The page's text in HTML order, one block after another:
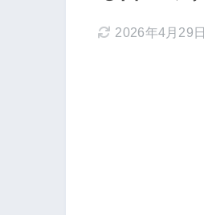
2026年4月29日